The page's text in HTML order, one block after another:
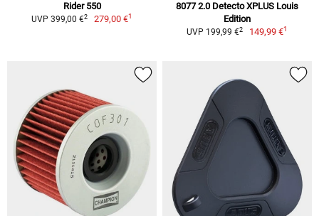
Rider 550
UVP 399,00 €2 279,00 €1
8077 2.0 Detecto XPLUS Louis
Edition
UVP 199,99 €2 149,99 €1